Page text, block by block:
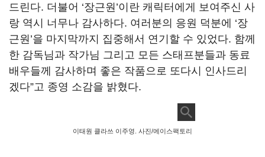
드린다. 더불어 ‘장근원 ’이란 캐릭터에게 보여주신 사
랑 역시 너무나 감사하다. 여러분의 응원 덕분에 ‘장
근원 ’을 마지막까지 집중해서 연기할 수 있었다. 함께
한 감독님과 작가님 그리고 모든 스태프분들과 동료
배우들께 감사하며 좋은 작품으로 또다시 인사드리
겠다”고 종영 소감을 밝혔다.
이태원 클라쓰 이주영. 사진/에이스팩토리